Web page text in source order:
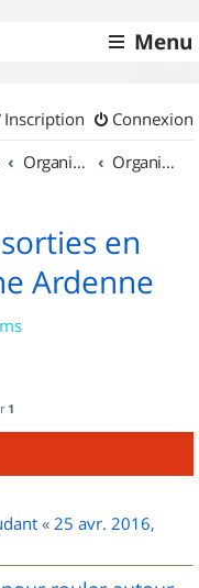
Menu
Connexion
Inscription
Organisation de sorties & Recherche de partenaires Organisation de sorties en région Champagne Ardenne
en
Ardenne
1
« 25 avr. 2016,